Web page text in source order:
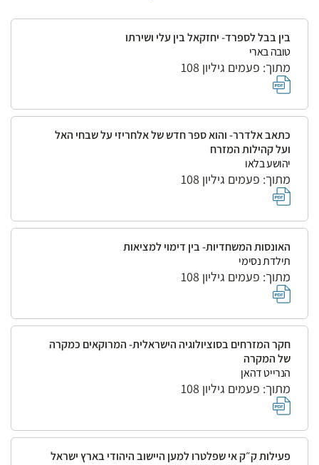
בין בבל לספרד- יחזקאל בין עלי ושירתו
טובה בארי
מתוך: פעמים גיליון 108
כתאב אלדרר- והוא ספר חדש של אלחריזי על שבחי האל
ועל קהילות המזרח
יהושע בלאו
מתוך: פעמים גיליון 108
האונסות המשחדיות- בין דימוי למציאות
תילדת נסימי
מתוך: פעמים גיליון 108
חקר המזרחים בסוציולוגיה הישראלית- המרוקאים כמקרה
של המקרה
הנרייט דהאן
מתוך: פעמים גיליון 108
פעילות ק״ק אי שפלטרו למען היישוב היהודי בארץ ישראל